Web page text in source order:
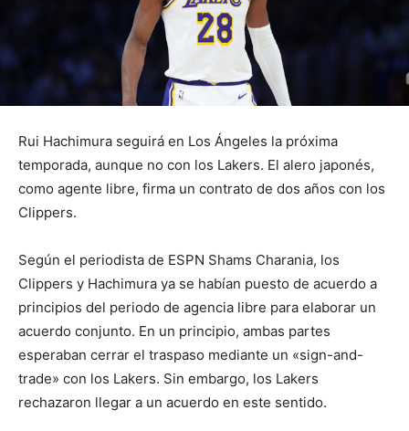
Rui Hachimura seguirá en Los Ángeles la próxima
temporada, aunque no con los Lakers. El alero japonés,
como agente libre, firma un contrato de dos años con los
Clippers.
Según el periodista de ESPN Shams Charania, los
Clippers y Hachimura ya se habían puesto de acuerdo a
principios del periodo de agencia libre para elaborar un
acuerdo conjunto. En un principio, ambas partes
esperaban cerrar el traspaso mediante un «sign-and-
trade» con los Lakers. Sin embargo, los Lakers
rechazaron llegar a un acuerdo en este sentido.